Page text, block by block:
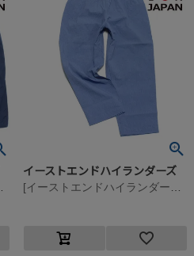
イーストエンドハイランダーズ